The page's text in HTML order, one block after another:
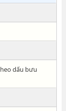
dấu bưu